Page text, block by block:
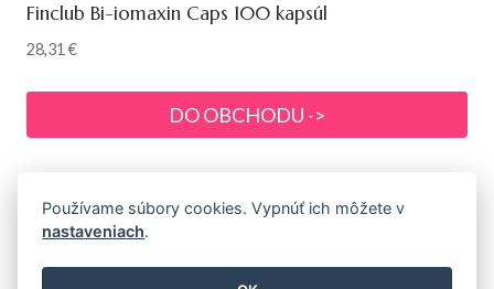
Finclub Bi-iomaxin Caps 100 kapsúl
28,31€
DO OBCHODU ->
Používame súbory cookies. Vypnúť ich môžete v
nastaveniach.